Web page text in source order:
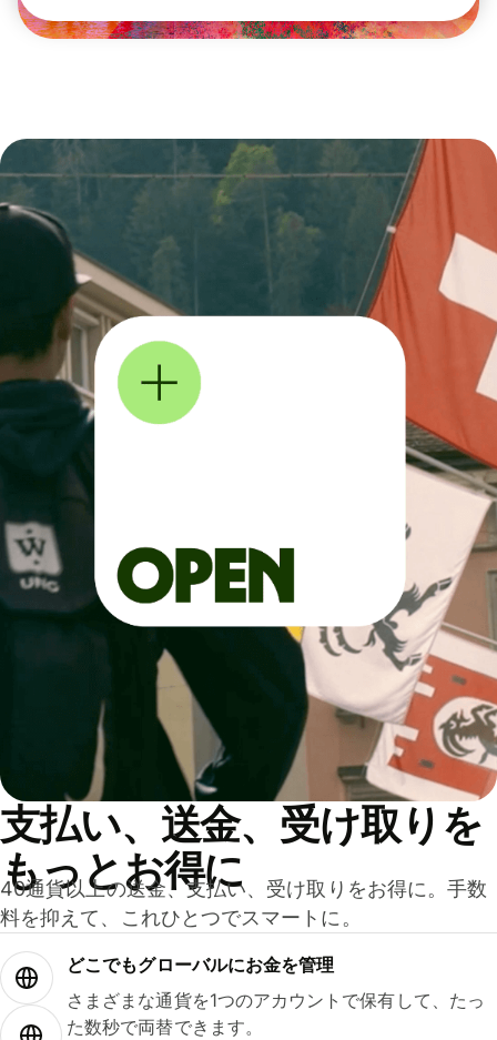
支払い、送金、受け取りを
もっとお得に
40通貨以上の送金、支払い、受け取りをお得に。手数
料を抑えて、これひとつでスマートに。
どこでもグ⁠ロ⁠ー⁠バ⁠ルにお金を管理
さまざまな通貨を1つのアカウントで保有して、たっ
た数秒で両替できます。